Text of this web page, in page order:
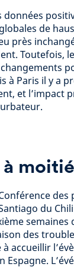
données
de
près
Toutefois,
à Paris il y a
et l’impact
à
des
du
semaines
des
à accueillir
Espagne.